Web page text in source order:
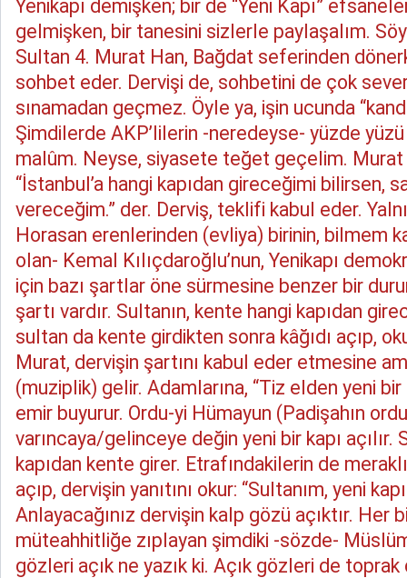
Yenikapı demişken; bir de “Yeni Kapı”
gelmişken, bir tanesini sizlerle paylaşalım.
Sultan 4. Murat Han, Bağdat seferinden
sohbet eder. Dervişi de, sohbetini de çok
sınamadan geçmez. Öyle ya, işin ucunda
Şimdilerde AKP’lilerin -neredeyse- yüzde
malûm. Neyse, siyasete teğet geçelim. Murat
“İstanbul’a hangi kapıdan gireceğimi bilirsen,
vereceğim.” der. Derviş, teklifi kabul eder.
Horasan erenlerinden (evliya) birinin, bilmem
olan- Kemal Kılıçdaroğlu’nun, Yenikapı
için bazı şartlar öne sürmesine benzer bir
şartı vardır. Sultanın, kente hangi kapıdan
sultan da kente girdikten sonra kâğıdı açıp,
Murat, dervişin şartını kabul eder etmesine
(muziplik) gelir. Adamlarına, “Tiz elden yeni bir
emir buyurur. Ordu-yi Hümayun (Padişahın
varıncaya/gelinceye değin yeni bir kapı açılır.
kapıdan kente girer. Etrafındakilerin de meraklı
açıp, dervişin yanıtını okur: “Sultanım, yeni
Anlayacağınız dervişin kalp gözü açıktır. Her
müteahhitliğe zıplayan şimdiki -sözde-
gözleri açık ne yazık ki. Açık gözleri de